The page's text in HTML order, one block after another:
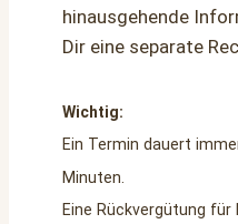
hinausgehende
Dir eine separate
Wichtig:
Ein Termin dauert
Minuten.
Eine Rückvergütung